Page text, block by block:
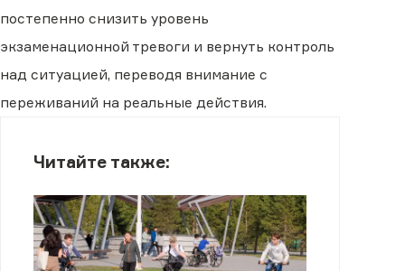
постепенно снизить уровень
экзаменационной тревоги и вернуть контроль
над ситуацией, переводя внимание с
переживаний на реальные действия.
Читайте также: